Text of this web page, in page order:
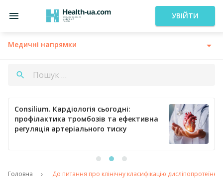
УВІЙТИ
Медичні напрямки
Consilium. Кардіологія сьогодні:
профілактика тромбозів та ефективна
регуляція артеріального тиску
Головна До питання про клінічну класифікацію